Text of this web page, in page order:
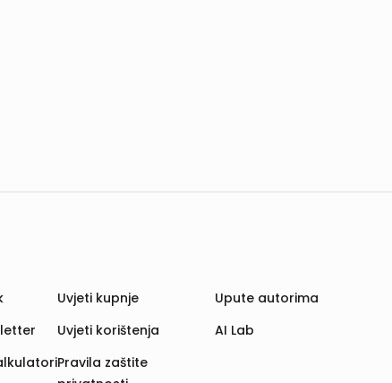
Uvjeti kupnje
Uvjeti korištenja
Pravila zaštite
Upute autorima
AI Lab